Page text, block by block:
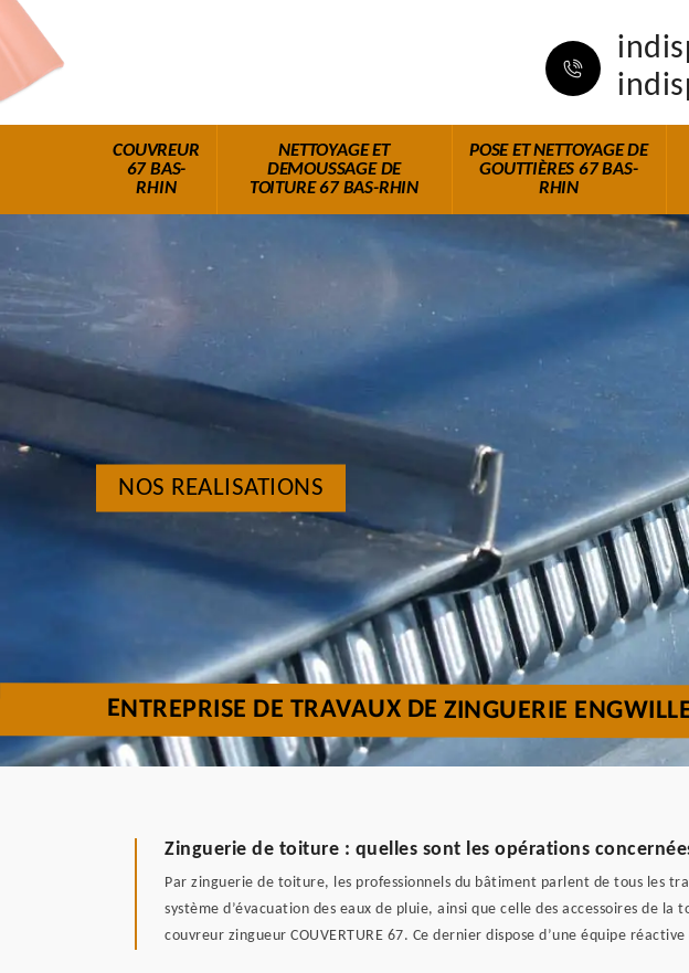
COUVREUR
67 BAS-
RHIN
NETTOYAGE ET
DEMOUSSAGE DE
TOITURE 67 BAS-RHIN
POSE ET NETTOYAGE DE
GOUTTIÈRES 67 BAS-
RHIN
NOS REALISATIONS
ENTREPRISE DE TRAVAUX DE ZINGUERIE
Zinguerie de toiture : quelles sont les opérations
Par zinguerie de toiture, les professionnels du bâtiment parlent de tous les
système d’évacuation des eaux de pluie, ainsi que celle des accessoires de
couvreur zingueur COUVERTURE 67. Ce dernier dispose d’une équipe